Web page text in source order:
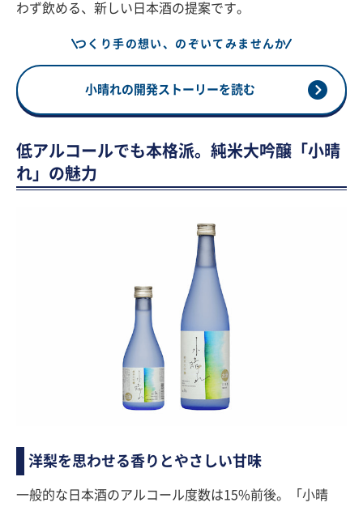
わず飲める、新しい日本酒の提案です。
つくり手の想い、のぞいてみませんか
小晴れの開発ストーリーを読む
低アルコールでも本格派。純米大吟醸「小晴
れ」の魅力
洋梨を思わせる香りとやさしい甘味
一般的な日本酒のアルコール度数は15%前後。「小晴